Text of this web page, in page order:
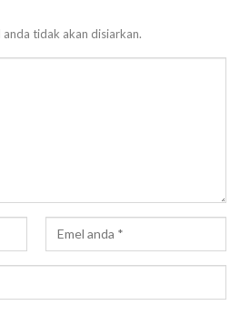
tidak akan disiarkan.